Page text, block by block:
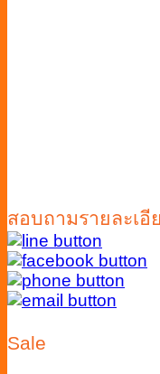
สอบถามรายละเอี
Sale